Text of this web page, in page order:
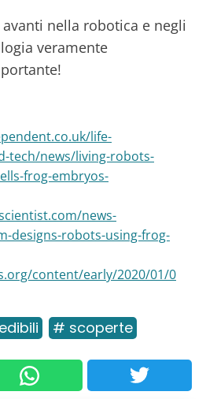
nella robotica e negli
veramente
life-
tech/news/living-robots-
frog-embryos-
news-
designs-robots-using-frog-
content/early/2020/01/0
# scoperte